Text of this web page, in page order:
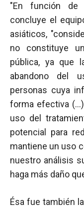
"En función de
concluye el
asiáticos,
no constituye
pública, ya que
abandono del
personas cuya
forma efectiva (…)
uso del
potencial para
mantiene un uso
nuestro análisis
haga más daño
Ésa fue también